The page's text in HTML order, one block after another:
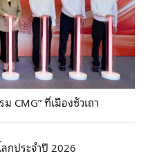
CMG” ที่เมืองซัวเถา
กประจำปี 2026